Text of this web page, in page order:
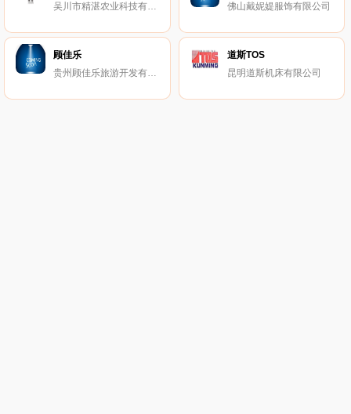
吴川市精湛农业科技有限公司
佛山戴妮媞服饰有限公司
顾佳乐
贵州顾佳乐旅游开发有限公司
道斯TOS
昆明道斯机床有限公司